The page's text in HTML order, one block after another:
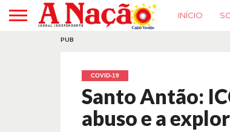
INÍCIO
PUB
COVID-19
Santo Antão:
abuso e a